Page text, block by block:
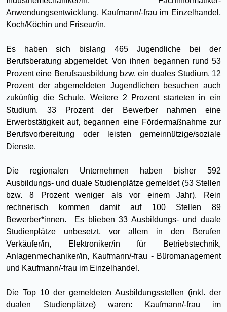
Anwendungsentwicklung, Kaufmann/-frau im Einzelhandel,
Koch/Köchin und Friseur/in.
Es haben sich bislang 465 Jugendliche bei der
Berufsberatung abgemeldet. Von ihnen begannen rund 53
Prozent eine Berufsausbildung bzw. ein duales Studium. 12
Prozent der abgemeldeten Jugendlichen besuchen auch
zukünftig die Schule. Weitere 2 Prozent starteten in ein
Studium. 33 Prozent der Bewerber nahmen eine
Erwerbstätigkeit auf, begannen eine Fördermaßnahme zur
Berufsvorbereitung oder leisten gemeinnützige/soziale
Dienste.
Die regionalen Unternehmen haben bisher 592
Ausbildungs- und duale Studienplätze gemeldet (53 Stellen
bzw. 8 Prozent weniger als vor einem Jahr). Rein
rechnerisch kommen damit auf 100 Stellen 89
Bewerber*innen. Es blieben 33 Ausbildungs- und duale
Studienplätze unbesetzt, vor allem in den Berufen
Verkäufer/in, Elektroniker/in für Betriebstechnik,
Anlagenmechaniker/in, Kaufmann/-frau - Büromanagement
und Kaufmann/-frau im Einzelhandel.
Die Top 10 der gemeldeten Ausbildungsstellen (inkl. der
dualen Studienplätze) waren: Kaufmann/-frau im